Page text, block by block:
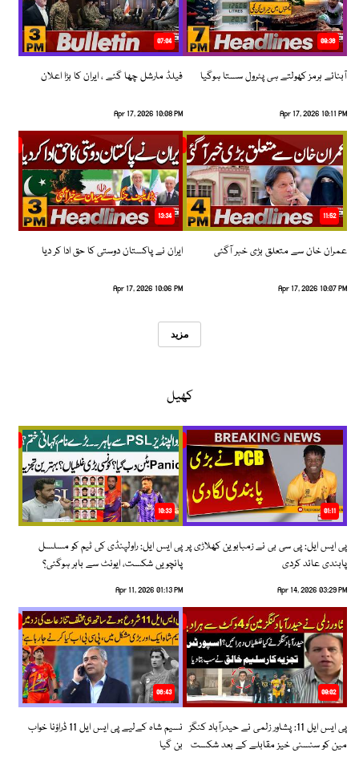
08:36
آبنائے ہرمز کھولتے ہی پٹرول سستا ہوگیا
Apr 17, 2026 10:11 PM
07:04
فیلڈ مارشل چھا گئے ، ایران کا بڑا اعلان
Apr 17, 2026 10:08 PM
11:52
عمران خان سے متعلق بڑی خبر آگئی
Apr 17, 2026 10:07 PM
13:34
ایران نے پاکستان دوستی کا حق ادا کر دیا
Apr 17, 2026 10:06 PM
مزید
کھیل
01:11
پی ایس ایل: پی سی بی نے زمبابوین کھلاڑی پر
پابندی عائد کردی
Apr 14, 2026 03:29 PM
10:33
پی ایس ایل: راولپنڈی کی ٹیم کو مسلسل
پانچویں شکست، ایونٹ سے باہر ہوگئی؟
Apr 11, 2026 01:13 PM
09:02
پی ایس ایل 11: پشاور زلمی نے حیدرآباد کنگز
مین کو سنسنی خیز مقابلے کے بعد شکست
06:43
نسیم شاہ کےلیے پی ایس ایل 11 ڈراؤنا خواب
بن گیا